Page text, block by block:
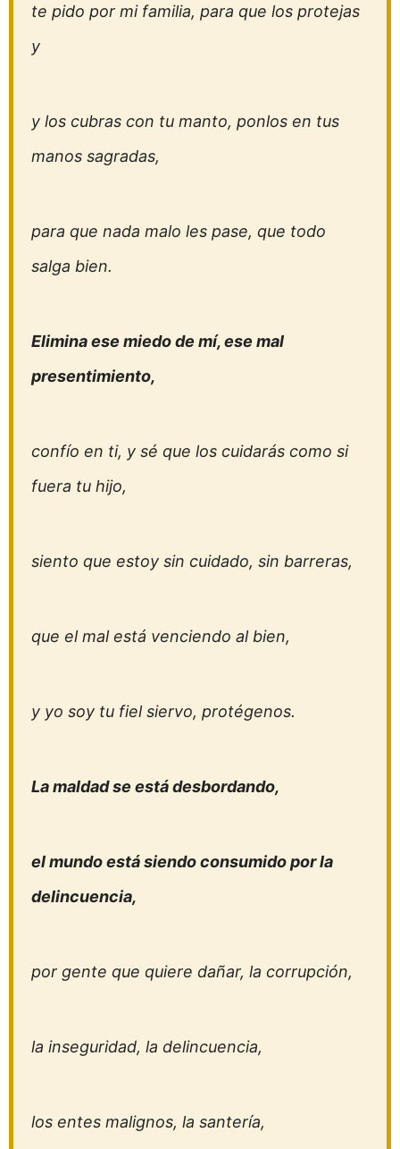
te pido por mi familia, para que los protejas
y
y los cubras con tu manto, ponlos en tus
manos sagradas,
para que nada malo les pase, que todo
salga bien.
Elimina ese miedo de mí, ese mal
presentimiento,
confío en ti, y sé que los cuidarás como si
fuera tu hijo,
siento que estoy sin cuidado, sin barreras,
que el mal está venciendo al bien,
y yo soy tu fiel siervo, protégenos.
La maldad se está desbordando,
el mundo está siendo consumido por la
delincuencia,
por gente que quiere dañar, la corrupción,
la inseguridad, la delincuencia,
los entes malignos, la santería,